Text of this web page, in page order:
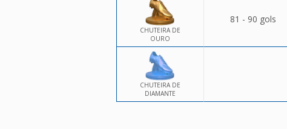
CHUTEIRA DE
OURO
81 - 90 gols
CHUTEIRA DE
DIAMANTE